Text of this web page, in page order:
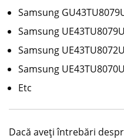
Samsung
Samsung UE43TU8079U
Samsung
Samsung
Etc
Dacă aveți întrebări